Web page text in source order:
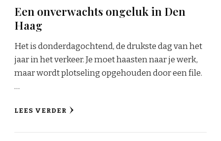
Een onverwachts ongeluk in Den
Haag
Het is donderdagochtend, de drukste dag van het
jaar in het verkeer. Je moet haasten naar je werk,
maar wordt plotseling opgehouden door een file.
…
LEES VERDER